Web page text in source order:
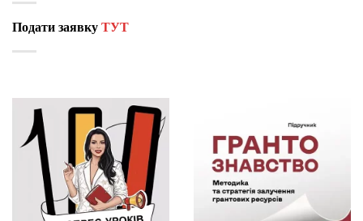
Подати заявку ТУТ